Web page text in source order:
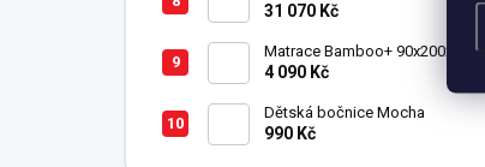
schody SET Mocha Studio
31 070 Kč
Matrace Bamboo+ 90x200x19
cm
4 090 Kč
Dětská bočnice Mocha
990 Kč